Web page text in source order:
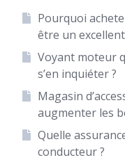
Pourquoi
être un
Voyant moteur
s’en inquiéter ?
Magasin
augmenter les
Quelle
conducteur ?